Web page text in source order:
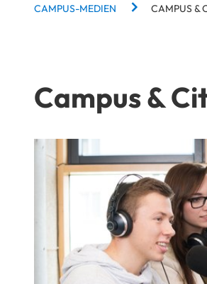
You are here:BREADCRUMBS
CAMPUS-MEDIEN CAMPUS &
Campus &